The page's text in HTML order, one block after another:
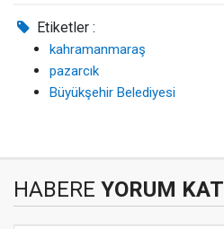
Etiketler :
kahramanmaraş
pazarcık
Büyükşehir Belediyesi
HABERE YORUM KAT